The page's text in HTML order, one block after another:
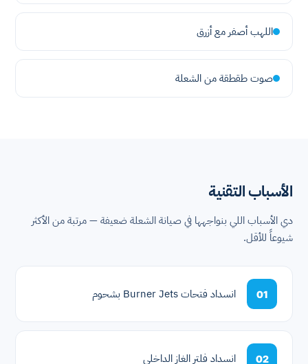
اللهب أصفر مع أزرق
صوت طقطقة من الشعلة
الأسباب التقنية
دي الأسباب اللي بنواجهها في صيانة الشعلة ضعيفة — مرتبة من الأكثر
شيوعاً للأقل.
01 انسداد فتحات Burner Jets بشحوم
02 انسداد فلتر الغاز الداخلي